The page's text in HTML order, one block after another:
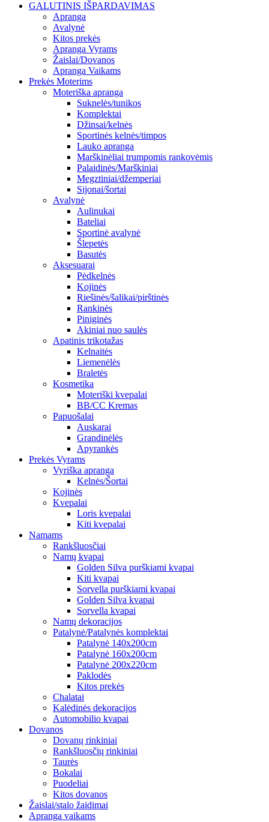
GALUTINIS IŠPARDAVIMAS
Apranga
Avalynė
Kitos prekės
Apranga Vyrams
Žaislai/Dovanos
Apranga Vaikams
Prekės Moterims
Moteriška apranga
Suknelės/tunikos
Komplektai
Džinsai/kelnės
Sportinės kelnės/timpos
Lauko apranga
Marškinėliai trumpomis rankovėmis
Palaidinės/Marškiniai
Megztiniai/džemperiai
Sijonai/šortai
Avalynė
Aulinukai
Bateliai
Sportinė avalynė
Šlepetės
Basutės
Aksesuarai
Pėdkelnės
Kojinės
Riešinės/šalikai/pirštinės
Rankinės
Piniginės
Akiniai nuo saulės
Apatinis trikotažas
Kelnaitės
Liemenėlės
Braletės
Kosmetika
Moteriški kvepalai
BB/CC Kremas
Papuošalai
Auskarai
Grandinėlės
Apyrankės
Prekės Vyrams
Vyriška apranga
Kelnės/Šortai
Kojinės
Kvepalai
Loris kvepalai
Kiti kvepalai
Namams
Rankšluosčiai
Namų kvapai
Golden Silva purškiami kvapai
Kiti kvapai
Sorvella purškiami kvapai
Golden Silva kvapai
Sorvella kvapai
Namų dekoracijos
Patalynė/Patalynės komplektai
Patalynė 140x200cm
Patalynė 160x200cm
Patalynė 200x220cm
Paklodės
Kitos prekės
Chalatai
Kalėdinės dekoracijos
Automobilio kvapai
Dovanos
Dovanų rinkiniai
Rankšluosčių rinkiniai
Taurės
Bokalai
Puodeliai
Kitos dovanos
Žaislai/stalo žaidimai
Apranga vaikams